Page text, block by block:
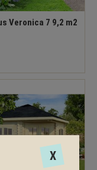
Veronica 7 9,2 m2
X